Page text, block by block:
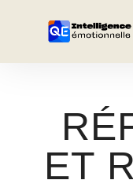
ET